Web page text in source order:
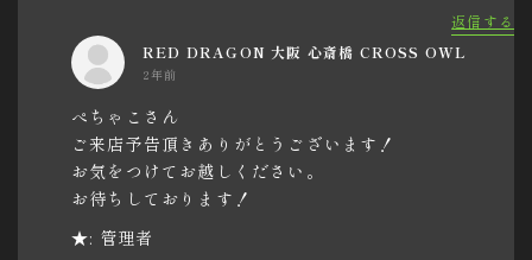
返信する
RED DRAGON 大阪 心斎橋 CROSS OWL
2年前
ぺちゃこさん
ご来店予告頂きありがとうございます！
お気をつけてお越しください。
お待ちしております！
★: 管理者